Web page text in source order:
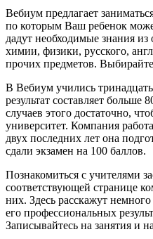
Вебиум предлагает
по которым Ваш ребенок
дадут необходимые знания
химии, физики, русского,
прочих предметов.
В Вебиум учились
результат составляет больше
случаев этого достаточно,
университет. Компания
двух последних лет она
сдали экзамен на 100 баллов.
Познакомиться с учителями
соответствующей странице
них. Здесь расскажут
его профессиональных
Записывайтесь на занятия и